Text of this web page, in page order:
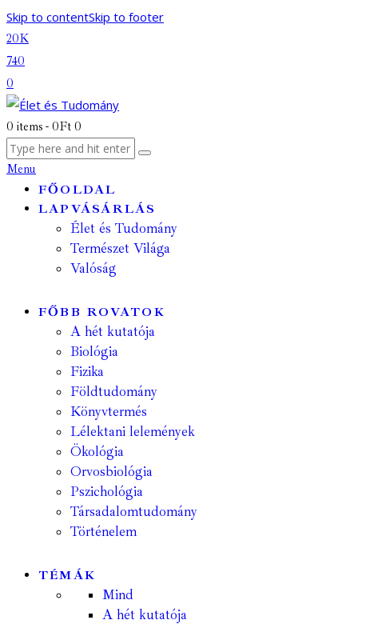
Skip to contentSkip to footer
20K
740
0
0 items - 0Ft 0
Menu
FŐOLDAL
LAPVÁSÁRLÁS
Élet és Tudomány
Természet Világa
Valóság
FŐBB ROVATOK
A hét kutatója
Biológia
Fizika
Földtudomány
Könyvtermés
Lélektani lelemények
Ökológia
Orvosbiológia
Pszichológia
Társadalomtudomány
Történelem
TÉMÁK
Mind
A hét kutatója